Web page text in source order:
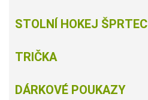
STOLNÍ HOKEJ ŠPRTEC
TRIČKA
DÁRKOVÉ POUKAZY